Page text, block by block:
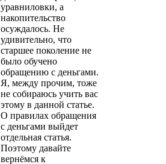
уравниловки, а
накопительство
осуждалось. Не
удивительно, что
старшее поколение не
было обучено
обращению с деньгами.
Я, между прочим, тоже
не собираюсь учить вас
этому в данной статье.
О правилах обращения
с деньгами выйдет
отдельная статья.
Поэтому давайте
вернёмся к